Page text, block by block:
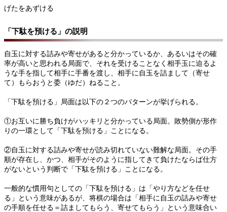
げたをあずける
「下駄を預ける」の説明
自玉に対する詰みや寄せがあると分かっているか、あるいはその確
率が高いと思われる局面で、それを受けることなく相手玉に迫るよ
うな手を指して相手に手番を渡し、相手に自玉を詰まして（寄せ
て）もらおうと委（ゆだ）ねること。
「下駄を預ける」局面は以下の２つのパターンが挙げられる。
①お互いに勝ち負けがハッキリと分かっている局面。敗勢側が形作
りの一環として「下駄を預ける」ことになる。
②自玉に対する詰みや寄せが読み切れていない難解な局面。その手
順が存在し、かつ、相手がそのように指してきて負けたならば仕方
がないという判断で「下駄を預ける」ことになる。
一般的な慣用句としての「下駄を預ける」は「やり方などを任せ
る」という意味があるが、将棋の場合は「相手に自玉の詰みや寄せ
の手順を任せる＝詰ましてもらう、寄せてもらう」という意味合い